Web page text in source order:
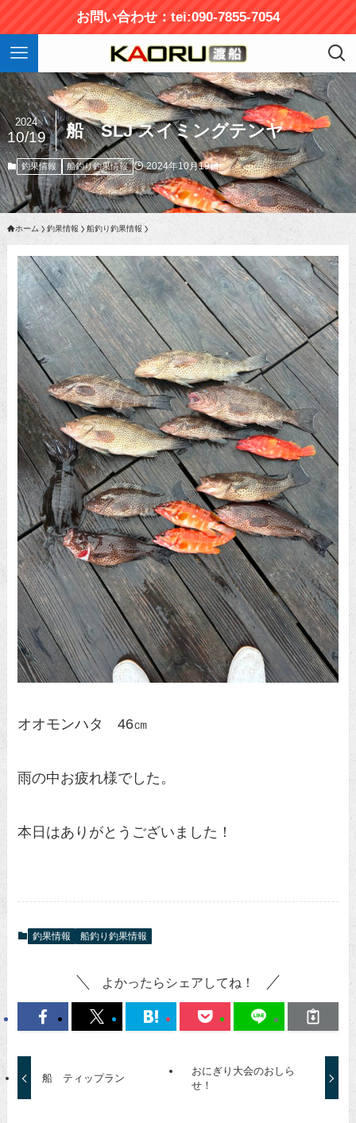
お問い合わせ：tei:090-7855-7054
船 SLJ スイミングテンヤ
2024
10/19
釣果情報 船釣り釣果情報 2024年10月19日
ホーム 釣果情報 船釣り釣果情報
オオモンハタ 46㎝
雨の中お疲れ様でした。
本日はありがとうございました！
釣果情報 船釣り釣果情報
よかったらシェアしてね！
船 ティップラン
おにぎり大会のおしら
せ！